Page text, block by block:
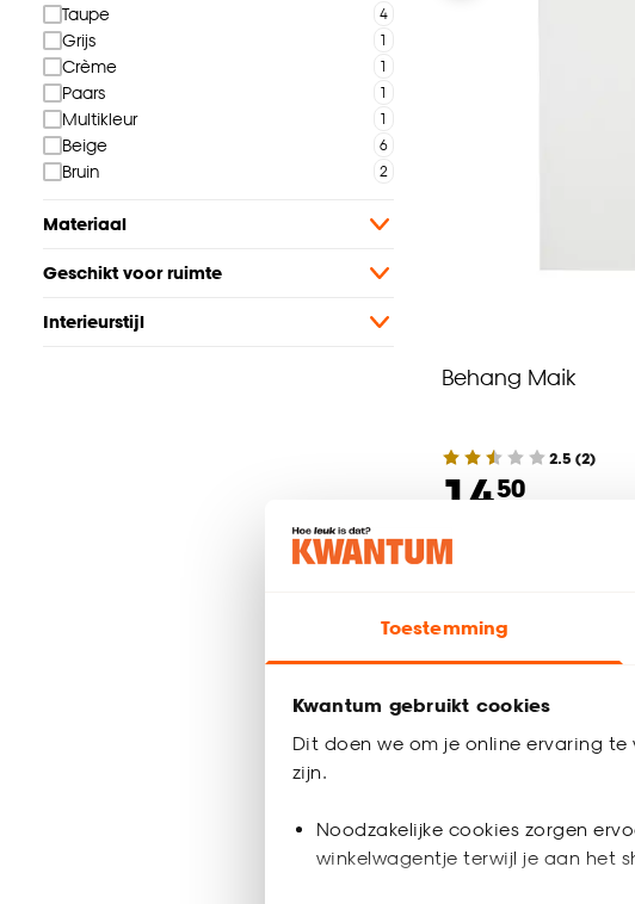
Toestemming
Kwantum gebruikt cookies
Dit doen we om je online ervaring
zijn.
Noodzakelijke cookies zorgen
winkelwagentje terwijl je aan het
Taupe
Grijs
Crème
Paars
Multikleur
Beige
Bruin
Materiaal
Geschikt voor ruimte
Interieurstijl
Behang Maik
2.5 (2)
14.50